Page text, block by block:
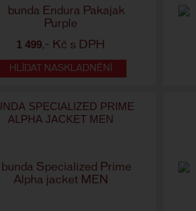
1 499,- Kč s DPH
HLÍDAT NASKLADNĚNÍ
SPECIALIZED PRIME
ALPHA JACKET MEN